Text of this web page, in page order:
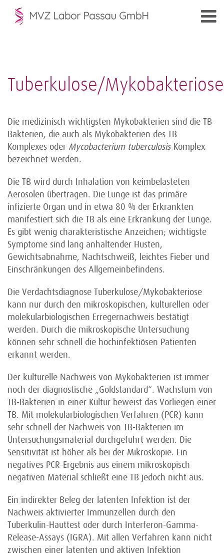
Tuberkulose/Mykobakteriose
Die medizinisch wichtigsten Mykobakterien sind die TB-
Bakterien, die auch als Mykobakterien des TB
Komplexes oder Mycobacterium tuberculosis-Komplex
bezeichnet werden.
Die TB wird durch Inhalation von keimbelasteten
Aerosolen übertragen. Die Lunge ist das primäre
infizierte Organ und in etwa 80 % der Erkrankten
manifestiert sich die TB als eine Erkrankung der Lunge.
Es gibt wenig charakteristische Anzeichen; wichtigste
Symptome sind lang anhaltender Husten,
Gewichtsabnahme, Nachtschweiß, leichtes Fieber und
Einschränkungen des Allgemein­befindens.
Die Verdachtsdiagnose Tuberkulose/Mykobakteriose
kann nur durch den mikroskopischen, kulturellen oder
molekularbiologischen Erregernachweis bestätigt
werden. Durch die mikros­kopische Untersuchung
können sehr schnell die hochinfektiösen Patienten
erkannt werden.
Der kulturelle Nachweis von Mykobakterien ist immer
noch der diagnostische „Goldstandard“. Wachstum von
TB-Bakterien in einer Kultur beweist das Vorliegen einer
TB. Mit molekular­biologischen Verfahren (PCR) kann
sehr schnell der Nachweis von TB-Bakterien im
Untersuchungs­material durchgeführt werden. Die
Sensitivität ist höher als bei der Mikroskopie. Ein
negatives PCR-Ergebnis aus einem mikroskopisch
negativen Material schließt eine TB jedoch nicht aus.
Ein indirekter Beleg der latenten Infektion ist der
Nachweis aktivierter Immunzellen durch den
Tuberkulin-Hauttest oder durch Interferon-Gamma-
Release-Assays (IGRA). Mit allen Verfahren kann nicht
zwischen einer latenten und aktiven Infektion